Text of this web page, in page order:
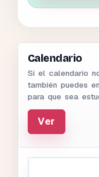
Calendario
Si el calendario
también puedes
para que sea
Ver